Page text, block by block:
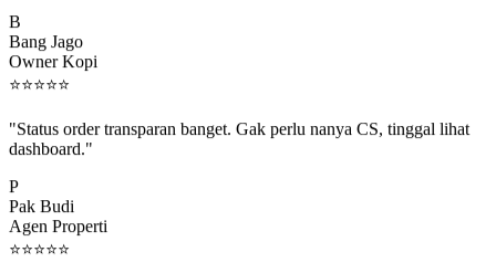
Bang Jago
Owner Kopi
⭐⭐⭐⭐⭐
dashboard."
Pak Budi
Agen Properti
⭐⭐⭐⭐⭐